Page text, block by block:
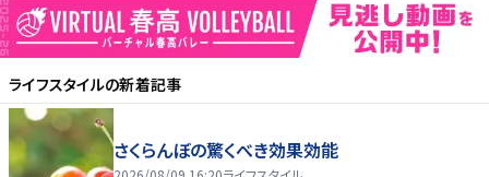
ライフスタイルの新着記事
さくらんぼの驚くべき効果効能